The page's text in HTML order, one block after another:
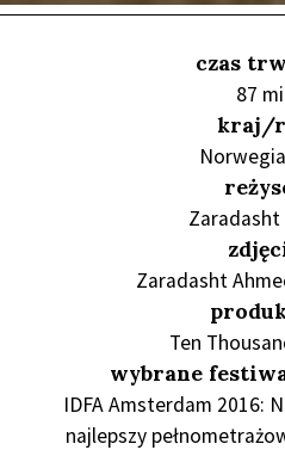
czas
87
kraj/
Zaradasht
Zaradasht
Ten
wybrane
IDFA Amsterdam 2016:
najlepszy